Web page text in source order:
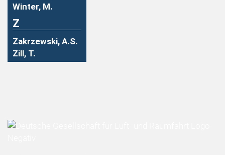
Winter, M.
Z
Zakrzewski, A.S.
Zill, T.